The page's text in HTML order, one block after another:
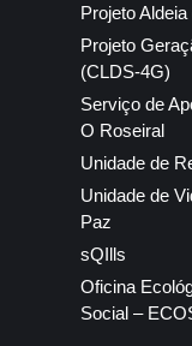
Projeto
Projeto
(CLDS-4G)
Serviço de
O Roseiral
Unidade de
Unidade de
Paz
sQIlls
Oficina
Social –